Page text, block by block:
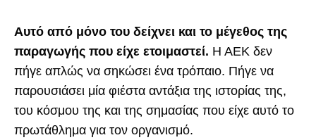
Αυτό από μόνο του δείχνει και το μέγεθος της
παραγωγής που είχε ετοιμαστεί. Η ΑΕΚ δεν
πήγε απλώς να σηκώσει ένα τρόπαιο. Πήγε να
παρουσιάσει μία φιέστα αντάξια της ιστορίας της,
του κόσμου της και της σημασίας που είχε αυτό το
πρωτάθλημα για τον οργανισμό.